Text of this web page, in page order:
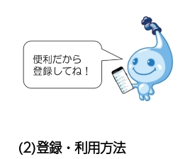
(2)登録・利用方法